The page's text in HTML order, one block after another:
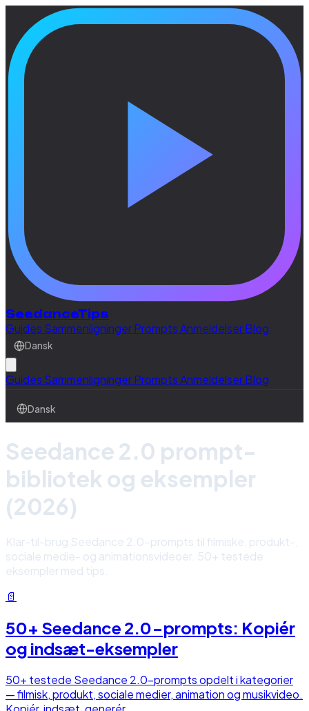
SeedanceTips
Guides SammenligningerPromptsAnmeldelserBlog
Dansk
Guides SammenligningerPromptsAnmeldelserBlog
Dansk
Seedance 2.0 prompt-
bibliotek og eksempler
(2026)
Klar-til-brug Seedance 2.0-prompts til filmiske, produkt-,
sociale medie- og animationsvideoer. 50+ testede
eksempler med tips.
📄
50+ Seedance 2.0-prompts: Kopiér
og indsæt-eksempler
50+ testede Seedance 2.0-prompts opdelt i kategorier
— filmisk, produkt, sociale medier, animation og musikvideo.